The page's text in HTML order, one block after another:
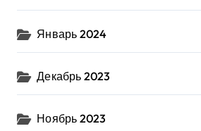
Январь 2024
Декабрь 2023
Ноябрь 2023